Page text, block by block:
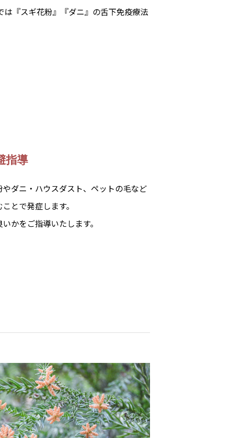
『スギ花粉』『ダニ』の舌下免疫療法
指導
ダニ・ハウスダスト、ペットの毛など
とで発症します。
かをご指導いたします。